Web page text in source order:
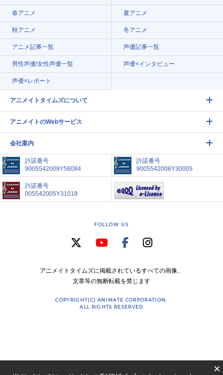
春アニメ 夏アニメ
秋アニメ 冬アニメ
アニメ記事一覧 声優記事一覧
男性声優/女性声優一覧 声優×インタビュー
声優×レポート
アニメイトタイムズについて
アニメイトのWebサービス
会社案内
許諾番号
9005542009Y56084
許諾番号
9005542008Y30005
許諾番号
005542005Y31018
FOLLOW US
アニメイトタイムズに掲載されているすべての画像、
文章等の無断転載を禁じます
COPYRIGHT(C) ANIMATE CORPORATION.
ALL RIGHTS RESERVED
×